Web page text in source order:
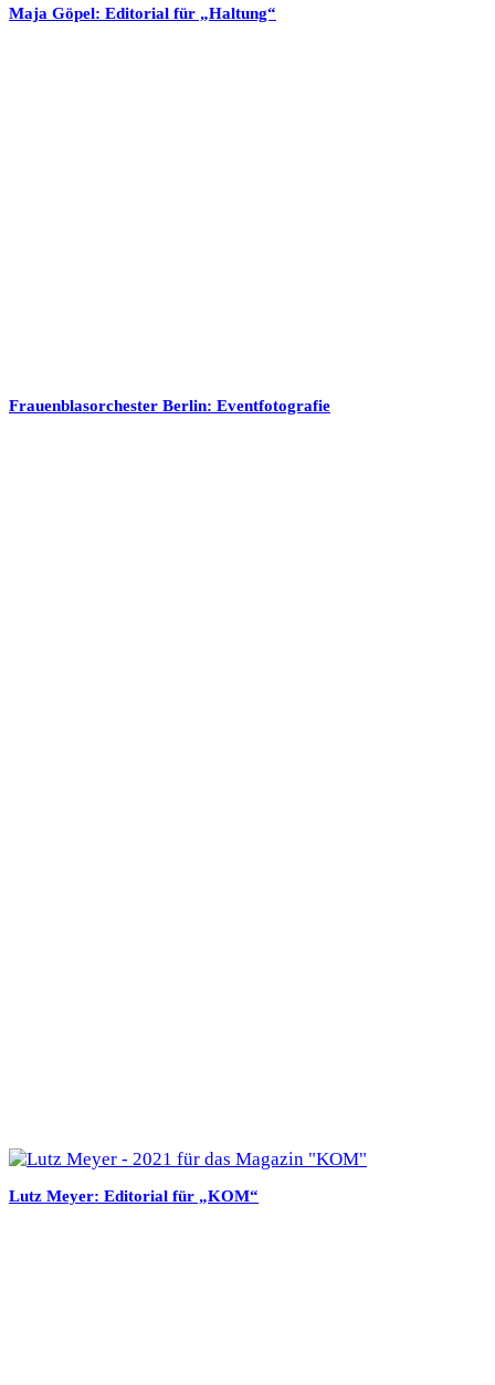
Maja Göpel: Editorial für „Haltung“
Frauenblasorchester Berlin: Eventfotografie
Lutz Meyer: Editorial für „KOM“